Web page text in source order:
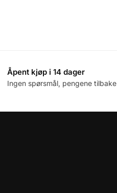
Åpent kjøp i 14 dager
Ingen spørsmål, pengene tilbake